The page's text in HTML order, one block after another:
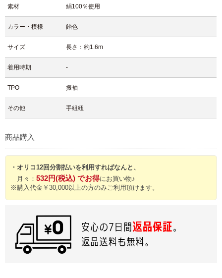
素材 絹100％使用
カラー・模様 飴色
サイズ 長さ：約1.6m
着用時期 -
TPO 振袖
その他 手組紐
商品購入
・オリコ12回分割払いを利用すればなんと、
月々： 532円(税込) でお得にお買い物♪
※購入代金￥30,000以上の方のみご利用頂けます。